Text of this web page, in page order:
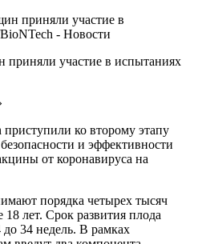
участие в испытаниях
ко второму этапу
и эффективности
от коронавируса на
порядка четырех тысяч
лет. Срок развития плода
до 34 недель. В рамках